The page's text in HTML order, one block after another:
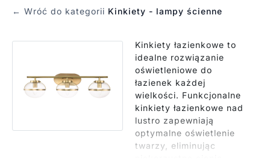
← Wróć do kategorii Kinkiety - lampy ścienne
Kinkiety łazienkowe to
idealne rozwiązanie
oświetleniowe do
łazienek każdej
wielkości. Funkcjonalne
kinkiety łazienkowe nad
lustro zapewniają
optymalne oświetlenie
twarzy, eliminując